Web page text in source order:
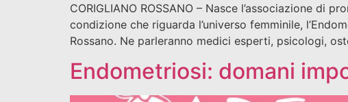
CORIGLIANO ROSSANO – Nasce l’associazione di
condizione che riguarda l’universo femminile,
Rossano. Ne parleranno medici esperti, psicologi,
Endometriosi: domani